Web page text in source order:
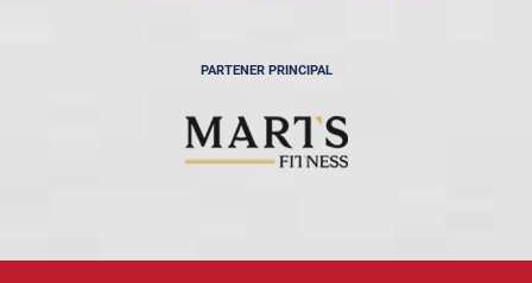
PARTENER PRINCIPAL